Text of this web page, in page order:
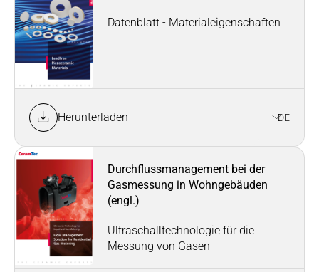
Datenblatt - Materialeigenschaften
Herunterladen DE
Durchflussmanagement bei der
Gasmessung in Wohngebäuden
(engl.)
Ultraschalltechnologie für die
Messung von Gasen